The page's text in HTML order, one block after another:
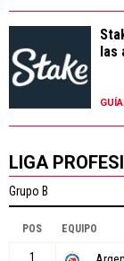
las
LIGA